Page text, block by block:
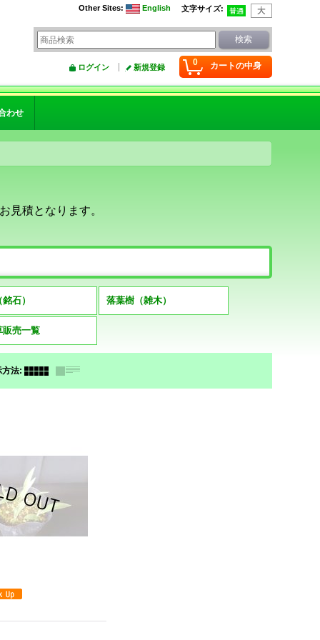
文字サイズ:
Other Sites: English
0 カートの中身
ログイン 新規登録
わせ
見積となります。
石） 落葉樹（雑木）
販売一覧
方法: